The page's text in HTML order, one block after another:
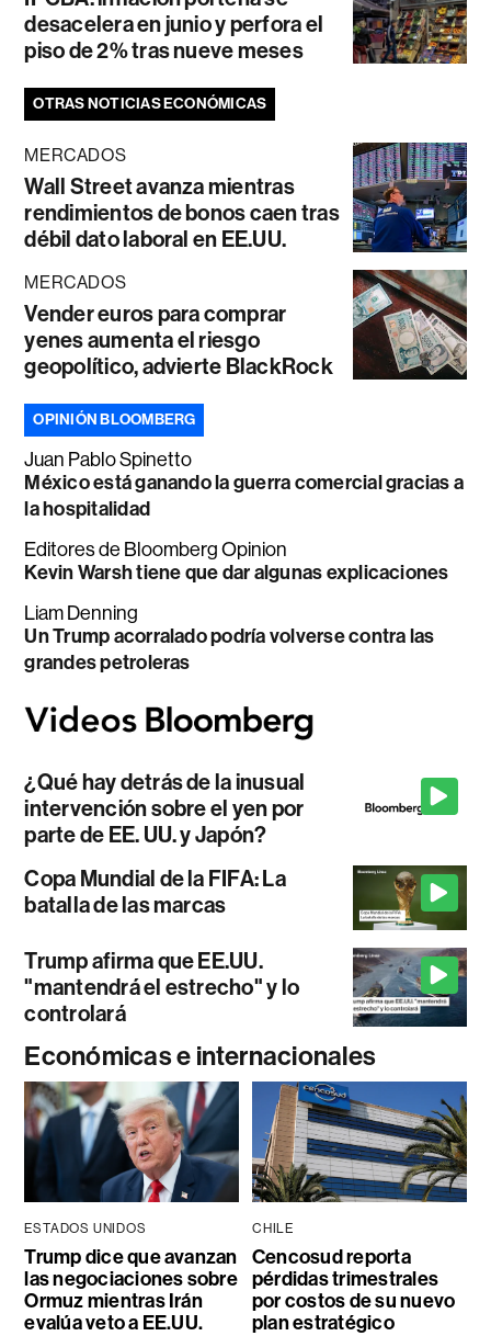
desacelera en junio y perfora el
piso de 2% tras nueve meses
OTRAS NOTICIAS ECONÓMICAS
MERCADOS
Wall Street avanza mientras
rendimientos de bonos caen tras
débil dato laboral en EE.UU.
MERCADOS
Vender euros para comprar
yenes aumenta el riesgo
geopolítico, advierte BlackRock
OPINIÓN BLOOMBERG
Juan Pablo Spinetto
México está ganando la guerra comercial gracias a
la hospitalidad
Editores de Bloomberg Opinion
Kevin Warsh tiene que dar algunas explicaciones
Liam Denning
Un Trump acorralado podría volverse contra las
grandes petroleras
¿Qué hay detrás de la inusual
intervención sobre el yen por
parte de EE. UU. y Japón?
Copa Mundial de la FIFA: La
batalla de las marcas
Trump afirma que EE.UU.
"mantendrá el estrecho" y lo
controlará
Económicas e internacionales
ESTADOS UNIDOS
Trump dice que avanzan
las negociaciones sobre
Ormuz mientras Irán
evalúa veto a EE.UU.
CHILE
Cencosud reporta
pérdidas trimestrales
por costos de su nuevo
plan estratégico